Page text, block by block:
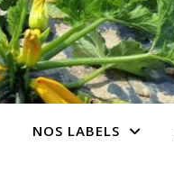
NOS LABELS